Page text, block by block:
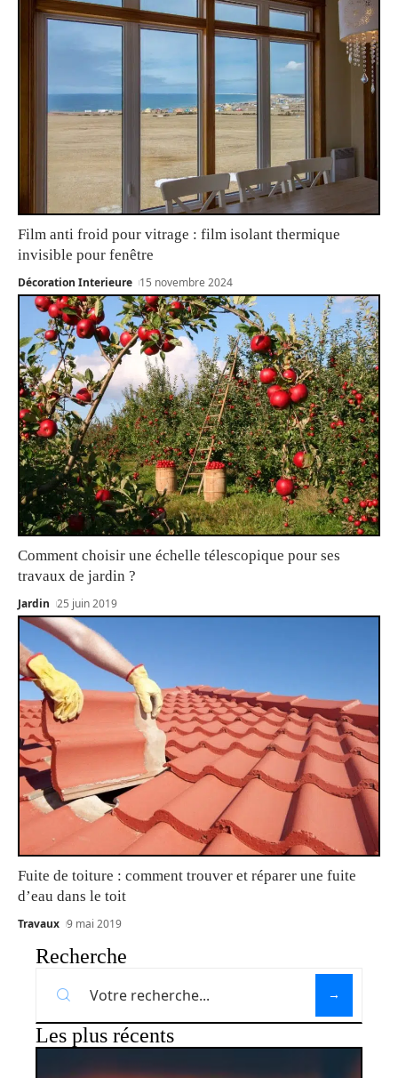
Film anti froid pour vitrage : film isolant thermique
invisible pour fenêtre
Décoration Interieure 15 novembre 2024
Comment choisir une échelle télescopique pour ses
travaux de jardin ?
Jardin 25 juin 2019
Fuite de toiture : comment trouver et réparer une fuite
d’eau dans le toit
Travaux 9 mai 2019
Recherche
Les plus récents